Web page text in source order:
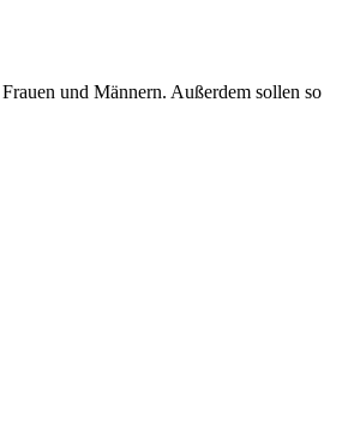
und Männern. Außerdem sollen so